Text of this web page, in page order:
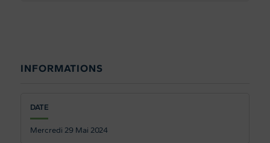
INFORMATIONS
DATE
Mercredi 29 Mai 2024